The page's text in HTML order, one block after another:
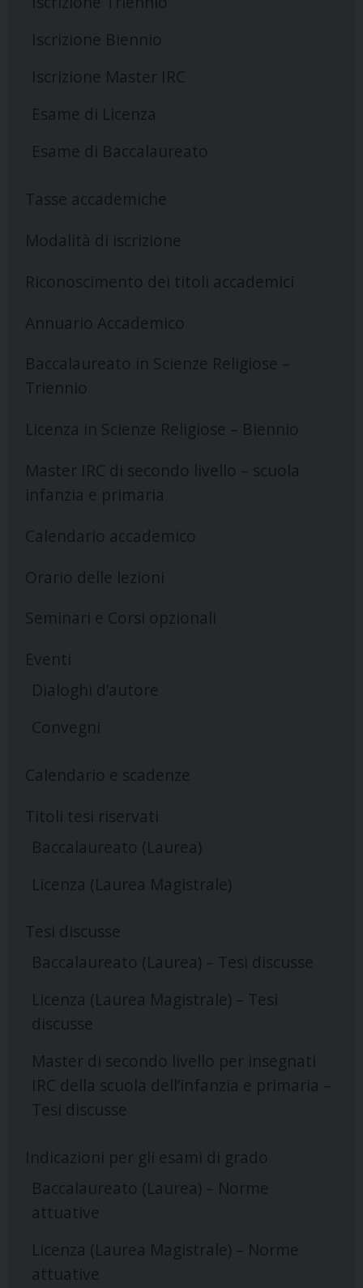
Iscrizione Biennio
Iscrizione Master IRC
Esame di Licenza
Esame di Baccalaureato
Tasse accademiche
Modalità di iscrizione
Riconoscimento dei titoli accademici
Annuario Accademico
Baccalaureato in Scienze Religiose –
Triennio
Licenza in Scienze Religiose – Biennio
Master IRC di secondo livello – scuola
infanzia e primaria
Calendario accademico
Orario delle lezioni
Seminari e Corsi opzionali
Eventi
Dialoghi d’autore
Convegni
Calendario e scadenze
Titoli tesi riservati
Baccalaureato (Laurea)
Licenza (Laurea Magistrale)
Tesi discusse
Baccalaureato (Laurea) – Tesi discusse
Licenza (Laurea Magistrale) – Tesi
discusse
Master di secondo livello per insegnati
IRC della scuola dell’infanzia e primaria –
Tesi discusse
Indicazioni per gli esami di grado
Baccalaureato (Laurea) – Norme
attuative
Licenza (Laurea Magistrale) – Norme
attuative